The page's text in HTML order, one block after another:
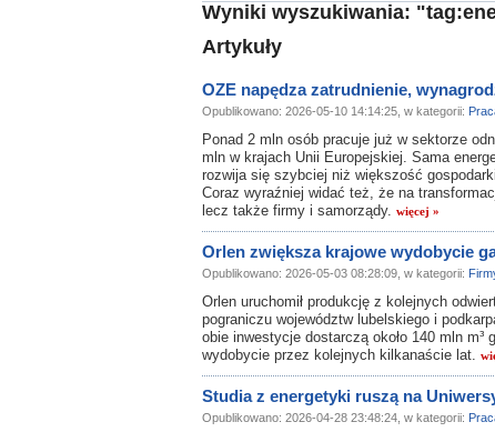
Wyniki wyszukiwania:
Artykuły
OZE napędza zatrudnienie,
Opublikowano: 2026-05-10 14:14:25, w kategorii:
Ponad 2 mln osób pracuje już w sektorze
mln w krajach Unii Europejskiej. Sama
rozwija się szybciej niż większość
Coraz wyraźniej widać też, że na
lecz także firmy i samorządy. więcej »
Orlen zwiększa krajowe wydobycie
Opublikowano: 2026-05-03 08:28:09, w kategorii:
Orlen uruchomił produkcję z kolejnych
pograniczu województw lubelskiego i
obie inwestycje dostarczą około 140 mln
wydobycie przez kolejnych kilkanaście lat.
Studia z energetyki ruszą na
Opublikowano: 2026-04-28 23:48:24, w kategorii: